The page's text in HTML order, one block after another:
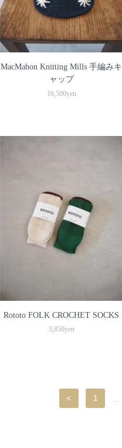
MacMahon Knitting Mills 手編みキ
ャップ
16,500yen
Rototo FOLK CROCHET SOCKS
3,850yen
< 1